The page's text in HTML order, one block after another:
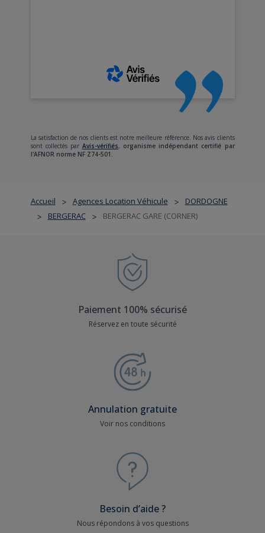
Accueil > Agences Location Véhicule > DORDOGNE
> BERGERAC > BERGERAC GARE (CORNER)
La satisfaction de nos clients est notre meilleure référence. Nos avis clients
sont collectés par Avis-vérifiés, organisme indépendant certifié par
l'AFNOR norme NF Z74-501.
Paiement 100% sécurisé
Réservez en toute sécurité
Annulation gratuite
Voir nos conditions
Besoin d’aide ?
Nous répondons à vos questions